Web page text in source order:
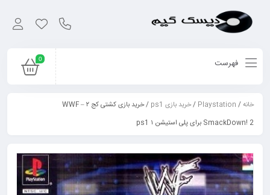
0 فهرست
خانه/
Playstation
/خرید بازی ps1
/ خرید بازی کشتی کج ۲ – WWF
SmackDown! 2 برای پلی استیشن ۱ ps1